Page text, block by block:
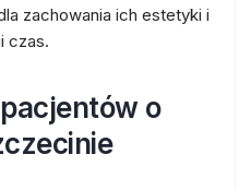
zachowania ich estetyki i
czas.
o